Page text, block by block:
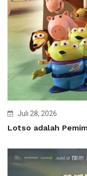
Juli 28, 2026
Lotso adalah